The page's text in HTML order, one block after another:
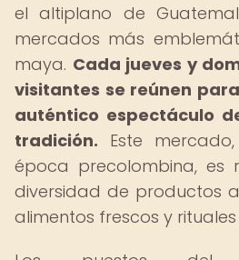
el altiplano de
mercados más
maya. Cada jueves y
visitantes se reúnen
auténtico espectáculo
tradición. Este
época precolombina, es
diversidad de productos
alimentos frescos y